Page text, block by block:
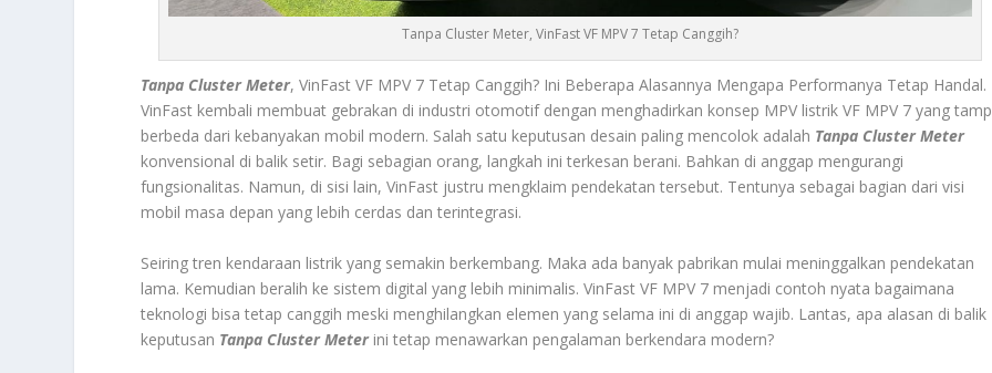
Tanpa Cluster Meter, VinFast VF MPV 7 Tetap Canggih?
Tanpa Cluster Meter, VinFast VF MPV 7 Tetap Canggih? Ini Beberapa Alasannya Mengapa Performanya Tetap Handal.
VinFast kembali membuat gebrakan di industri otomotif dengan menghadirkan konsep MPV listrik VF MPV 7 yang
berbeda dari kebanyakan mobil modern. Salah satu keputusan desain paling mencolok adalah Tanpa Cluster Meter
konvensional di balik setir. Bagi sebagian orang, langkah ini terkesan berani. Bahkan di anggap mengurangi
fungsionalitas. Namun, di sisi lain, VinFast justru mengklaim pendekatan tersebut. Tentunya sebagai bagian dari visi
mobil masa depan yang lebih cerdas dan terintegrasi.
Seiring tren kendaraan listrik yang semakin berkembang. Maka ada banyak pabrikan mulai meninggalkan pendekatan
lama. Kemudian beralih ke sistem digital yang lebih minimalis. VinFast VF MPV 7 menjadi contoh nyata bagaimana
teknologi bisa tetap canggih meski menghilangkan elemen yang selama ini di anggap wajib. Lantas, apa alasan di balik
keputusan Tanpa Cluster Meterini tetap menawarkan pengalaman berkendara modern?